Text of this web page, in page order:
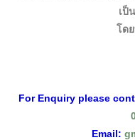
เป็
โด
For Enquiry please
Email: